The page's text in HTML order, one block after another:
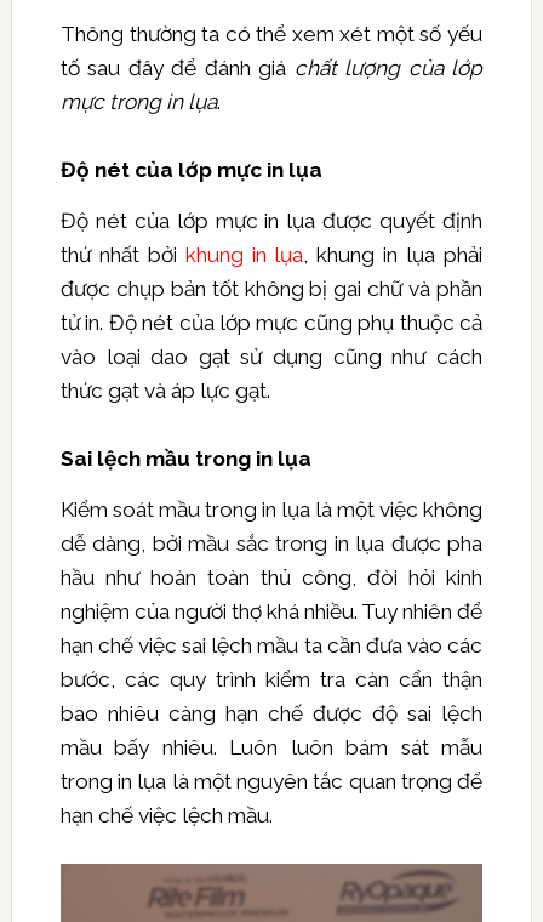
Thông thường ta có thể xem xét một số yếu
tố sau đây để đánh giá chất lượng của lớp
mực trong in lụa.
Độ nét của lớp mực in lụa
Độ nét của lớp mực in lụa được quyết định
thứ nhất bởi khung in lụa , khung in lụa phải
được chụp bản tốt không bị gai chữ và phần
tử in. Độ nét của lớp mực cũng phụ thuộc cả
vào loại dao gạt sử dụng cũng như cách
thức gạt và áp lực gạt.
Sai lệch mầu trong in lụa
Kiểm soát mầu trong in lụa là một việc không
dễ dàng, bởi mầu sắc trong in lụa được pha
hầu như hoàn toàn thủ công, đòi hỏi kinh
nghiệm của người thợ khá nhiều. Tuy nhiên để
hạn chế việc sai lệch mầu ta cần đưa vào các
bước, các quy trình kiểm tra càn cẩn thận
bao nhiêu càng hạn chế được độ sai lệch
mầu bấy nhiêu. Luôn luôn bám sát mẫu
trong in lụa là một nguyên tắc quan trọng để
hạn chế việc lệch mầu.